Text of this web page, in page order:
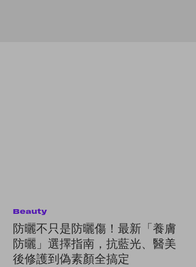
Beauty
防曬不只是防曬傷！最新「養膚
防曬」選擇指南，抗藍光、醫美
後修護到偽素顏全搞定